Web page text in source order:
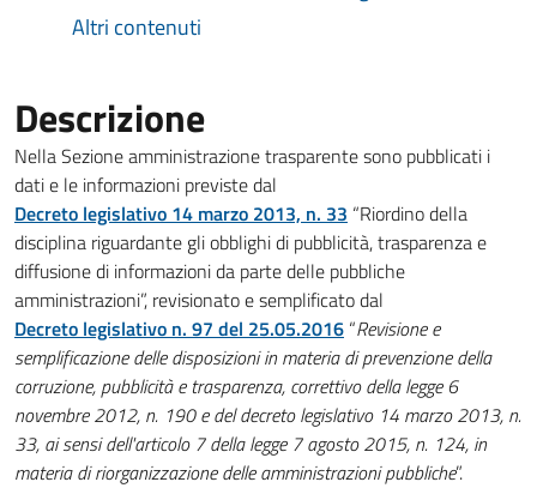
Altri contenuti
Descrizione
Nella Sezione amministrazione trasparente sono pubblicati i
dati e le informazioni previste dal
Decreto legislativo 14 marzo 2013, n. 33 “Riordino della
disciplina riguardante gli obblighi di pubblicità, trasparenza e
diffusione di informazioni da parte delle pubbliche
amministrazioni”, revisionato e semplificato dal
Decreto legislativo n. 97 del 25.05.2016 “Revisione e
semplificazione delle disposizioni in materia di prevenzione della
corruzione, pubblicità e trasparenza, correttivo della legge 6
novembre 2012, n. 190 e del decreto legislativo 14 marzo 2013, n.
33, ai sensi dell'articolo 7 della legge 7 agosto 2015, n. 124, in
materia di riorganizzazione delle amministrazioni pubbliche”.